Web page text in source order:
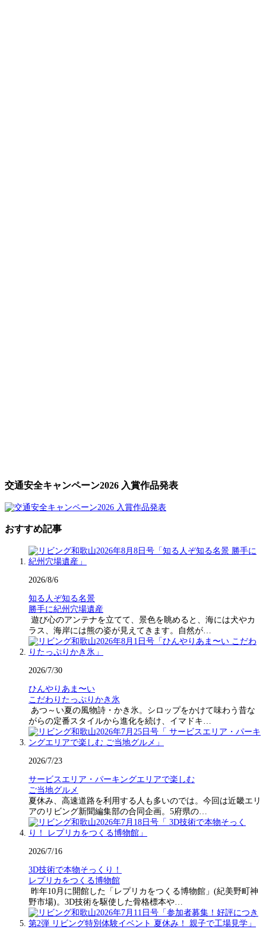
交通安全キャンペーン2026 入賞作品発表
おすすめ記事
2026/8/6
知る人ぞ知る名景
勝手に紀州穴場遺産
遊び心のアンテナを立てて、景色を眺めると、海には犬やカ
ラス、海岸には熊の姿が見えてきます。自然が…
2026/7/30
ひんやりあま〜い
こだわりたっぷりかき氷
あつ～い夏の風物詩・かき氷。シロップをかけて味わう昔な
がらの定番スタイルから進化を続け、イマドキ…
2026/7/23
サービスエリア・パーキングエリアで楽しむ
ご当地グルメ
夏休み、高速道路を利用する人も多いのでは。今回は近畿エリ
アのリビング新聞編集部の合同企画。5府県の…
2026/7/16
3D技術で本物そっくり！
レプリカをつくる博物館
昨年10月に開館した「レプリカをつくる博物館」(紀美野町神
野市場)。3D技術を駆使した骨格標本や…